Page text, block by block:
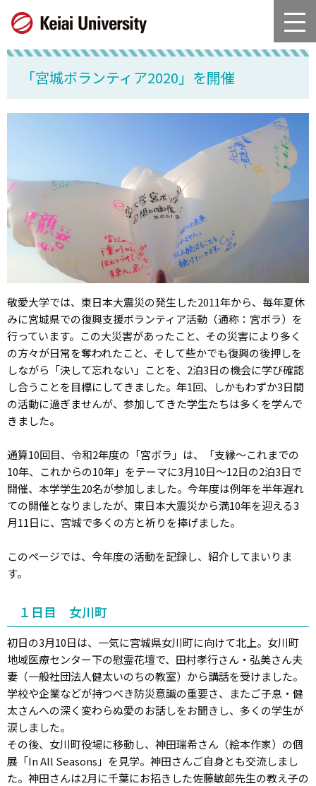
バ
ビ
ョ
ン
へ
ル
ゲ
ン
へ
ー
「宮城ボランティア2020」を開催
敬愛大学では、東日本大震災の発生した2011年から、毎年夏休
みに宮城県での復興支援ボランティア活動（通称：宮ボラ）を
行っています。この大災害があったこと、その災害により多く
の方々が日常を奪われたこと、そして些かでも復興の後押しを
しながら「決して忘れない」ことを、2泊3日の機会に学び確認
し合うことを目標にしてきました。年1回、しかもわずか3日間
の活動に過ぎませんが、参加してきた学生たちは多くを学んで
きました。
通算10回目、令和2年度の「宮ボラ」は、「支縁～これまでの
10年、これからの10年」をテーマに3月10日～12日の2泊3日で
開催、本学学生20名が参加しました。今年度は例年を半年遅れ
ての開催となりましたが、東日本大震災から満10年を迎える3
月11日に、宮城で多くの方と祈りを捧げました。
このページでは、今年度の活動を記録し、紹介してまいりま
す。
１日目 女川町
初日の3月10日は、一気に宮城県女川町に向けて北上。女川町
地域医療センター下の慰霊花壇で、田村孝行さん・弘美さん夫
妻（一般社団法人健太いのちの教室）から講話を受けました。
学校や企業などが持つべき防災意識の重要さ、またご子息・健
太さんへの深く変わらぬ愛のお話しをお聞きし、多くの学生が
涙しました。
その後、女川町役場に移動し、神田瑞希さん（絵本作家）の個
展「In All Seasons」を見学。神田さんご自身とも交流しまし
た。神田さんは2月に千葉にお招きした佐藤敏郎先生の教え子の